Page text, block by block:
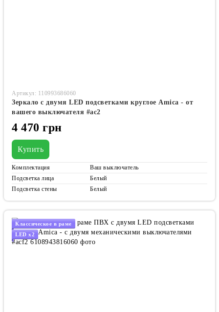
Артикул: 110993686060
Зеркало с двумя LED подсветками круглое Amica - от
вашего выключателя #ac2
4 470 грн
Купить
Комплектация
Ваш выключатель
Подсветка лица
Белый
Подсветка стены
Белый
Классическое в раме
LED x2